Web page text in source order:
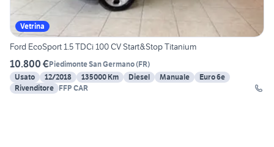
Vetrina
Ford EcoSport 1.5 TDCi 100 CV Start&Stop Titanium
10.800 €Piedimonte San Germano(FR)
Usato
12/2018 135000 Km Diesel Manuale
Euro 6e
Rivenditore FFP CAR